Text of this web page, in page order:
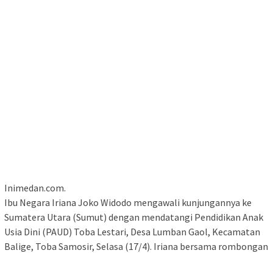
Inimedan.com.
Ibu Negara Iriana Joko Widodo mengawali kunjungannya ke
Sumatera Utara (Sumut) dengan mendatangi Pendidikan Anak
Usia Dini (PAUD) Toba Lestari, Desa Lumban Gaol, Kecamatan
Balige, Toba Samosir, Selasa (17/4). Iriana bersama rombongan